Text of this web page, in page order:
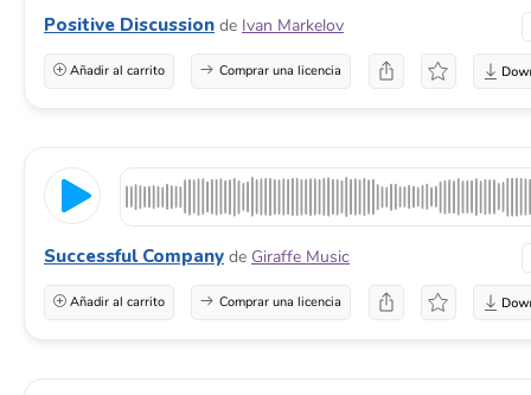
Positive Discussion de Ivan Markelov
Añadir al carrito Comprar una licencia
Successful Company de Giraffe Music
Añadir al carrito Comprar una licencia